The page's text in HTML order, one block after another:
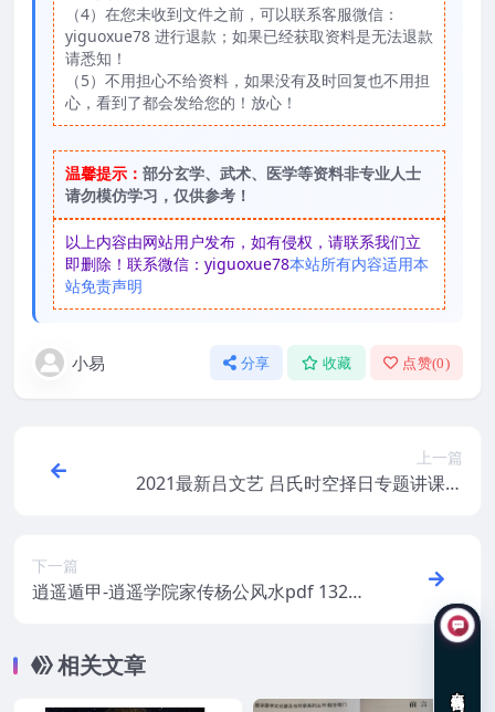
（4）在您未收到文件之前，可以联系客服微信：
yiguoxue78 进行退款；如果已经获取资料是无法退款
请悉知！
（5）不用担心不给资料，如果没有及时回复也不用担
心，看到了都会发给您的！放心！
温馨提示： 部分玄学、武术、医学等资料非专业人士
请勿模仿学习，仅供参考！
以上内容由网站用户发布，如有侵权，请联系我们立
即删除！联系微信：yiguoxue78本站所有内容适用本
站免责声明
小易 分享 收藏 点赞(0)
上一篇
2021最新吕文艺 吕氏时空择日专题讲课记
下一篇
逍遥遁甲-逍遥学院家传杨公风水pdf 132页
相关文章